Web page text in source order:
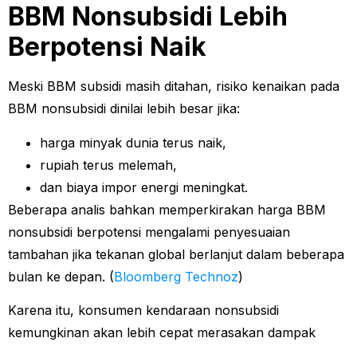
BBM Nonsubsidi Lebih
Berpotensi Naik
Meski BBM subsidi masih ditahan, risiko kenaikan pada
BBM nonsubsidi dinilai lebih besar jika:
harga minyak dunia terus naik,
rupiah terus melemah,
dan biaya impor energi meningkat.
Beberapa analis bahkan memperkirakan harga BBM
nonsubsidi berpotensi mengalami penyesuaian
tambahan jika tekanan global berlanjut dalam beberapa
bulan ke depan. (Bloomberg Technoz)
Karena itu, konsumen kendaraan nonsubsidi
kemungkinan akan lebih cepat merasakan dampak